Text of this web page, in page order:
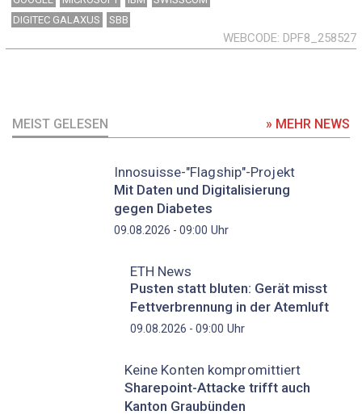
DIGITEC GALAXUS
SBB
WEBCODE DPF8_258527
MEIST GELESEN » MEHR NEWS
Innosuisse-"Flagship"-Projekt
Mit Daten und Digitalisierung
gegen Diabetes
09.08.2026 - 09:00 Uhr
ETH News
Pusten statt bluten: Gerät misst
Fettverbrennung in der Atemluft
09.08.2026 - 09:00 Uhr
Keine Konten kompromittiert
Sharepoint-Attacke trifft auch
Kanton Graubünden